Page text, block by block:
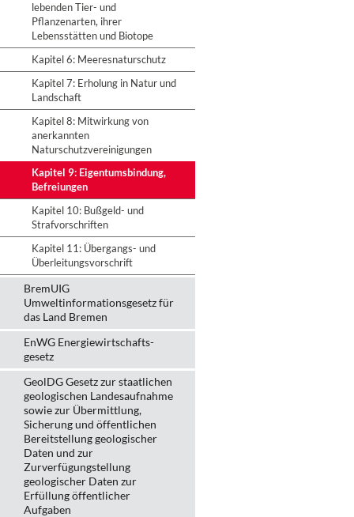
lebenden Tier- und
Pflanzenarten, ihrer
Lebensstätten und Biotope
Kapitel 6: Meeresnaturschutz
Kapitel 7: Erholung in Natur und
Landschaft
Kapitel 8: Mitwirkung von
anerkannten
Naturschutzvereinigungen
Kapitel 9: Eigentumsbindung,
Befreiungen
Kapitel 10: Bußgeld- und
Strafvorschriften
Kapitel 11: Übergangs- und
Überleitungsvorschrift
BremUIG
Umweltinformationsgesetz für
das Land Bremen
EnWG Energiewirtschafts-
gesetz
GeolDG Gesetz zur staatlichen
geologischen Landesaufnahme
sowie zur Übermittlung,
Sicherung und öffentlichen
Bereitstellung geologischer
Daten und zur
Zurverfügungstellung
geologischer Daten zur
Erfüllung öffentlicher
Aufgaben